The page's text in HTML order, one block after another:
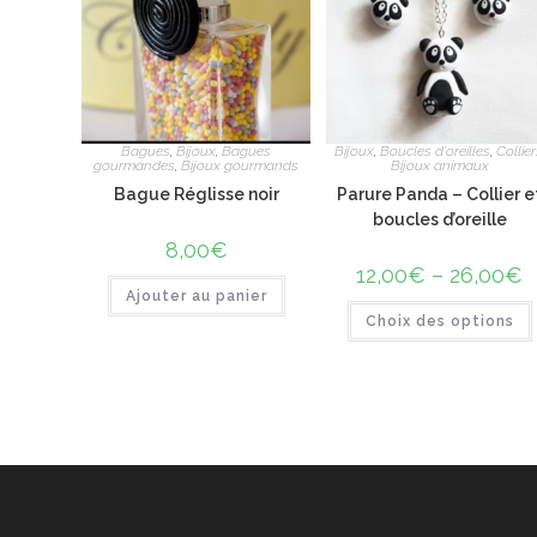
Bagues,Bijoux,Bagues
gourmandes,Bijoux gourmands
Bague Réglisse noir
8,00€
Ajouter au panier
Bijoux, Boucles d'oreilles,
Bijoux animaux
Parure Panda – Collier
boucles d’oreille
12,00€ – 26,00€
Choix des options
a